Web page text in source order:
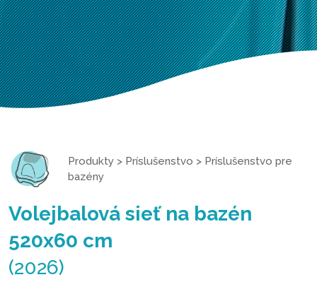
Produkty > Príslušenstvo > Príslušenstvo pre
bazény
Volejbalová sieť na bazén
520x60 cm
(2026)